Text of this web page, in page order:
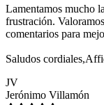
Lamentamos mucho
frustración.
comentarios para
Saludos
JV
Jerónimo Villamón